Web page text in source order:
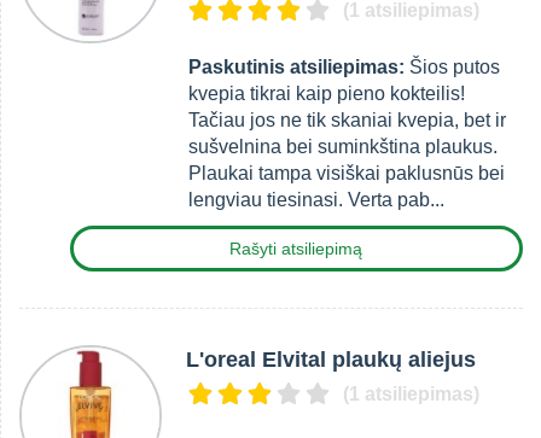
(1 atsiliepimas)
Paskutinis atsiliepimas: Šios putos
kvepia tikrai kaip pieno kokteilis!
Tačiau jos ne tik skaniai kvepia, bet ir
sušvelnina bei suminkština plaukus.
Plaukai tampa visiškai paklusnūs bei
lengviau tiesinasi. Verta pab...
Rašyti atsiliepimą
L'oreal Elvital plaukų aliejus
(1 atsiliepimas)